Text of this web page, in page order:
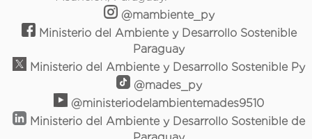
@mambiente_py
Ministerio del Ambiente y Desarrollo Sostenible
Paraguay
Ministerio del Ambiente y Desarrollo Sostenible Py
@mades_py
@ministeriodelambientemades9510
Ministerio del Ambiente y Desarrollo Sostenible de